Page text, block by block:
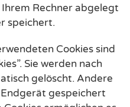
Rechner abgelegt
speichert.
Cookies sind
Sie werden nach
gelöscht. Andere
gespeichert